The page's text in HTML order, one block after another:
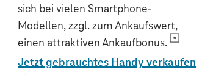
sich bei vielen Smartphone-
Modellen, zzgl. zum Ankaufswert,
einen attraktiven Ankaufbonus.
Jetzt gebrauchtes Handy verkaufen